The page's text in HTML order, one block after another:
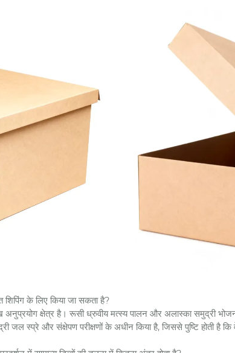
शिपिंग के लिए किया जा सकता है?
अनुप्रयोग क्षेत्र है। रूसी ध्रुवीय मत्स्य पालन और अलास्का समुद्री
जल स्प्रे और संक्षेपण परीक्षणों के अधीन किया है, जिससे पुष्टि होती है कि